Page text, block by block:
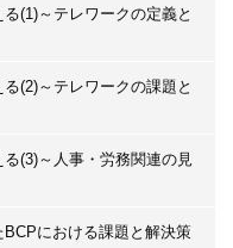
(1)～テレワークの定義と
(2)～テレワークの課題と
(3)～人事・労務関連の見
における課題と解決策